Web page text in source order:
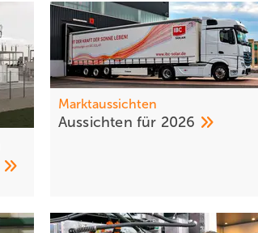
Marktaussichten
Aussichten für 2026